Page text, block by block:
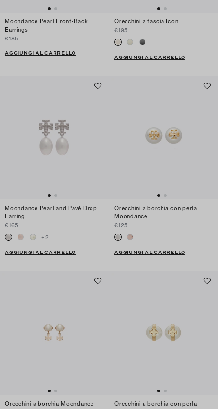
Moondance Pearl Front-Back
Earrings
€185
AGGIUNGI AL CARRELLO
Orecchini a fascia Icon
€195
AGGIUNGI AL CARRELLO
Moondance Pearl and Pavé Drop
Earring
€165
+2
AGGIUNGI AL CARRELLO
Orecchini a borchia con perla
Moondance
€125
AGGIUNGI AL CARRELLO
Orecchini a borchia Moondance
Orecchini a borchia con perla